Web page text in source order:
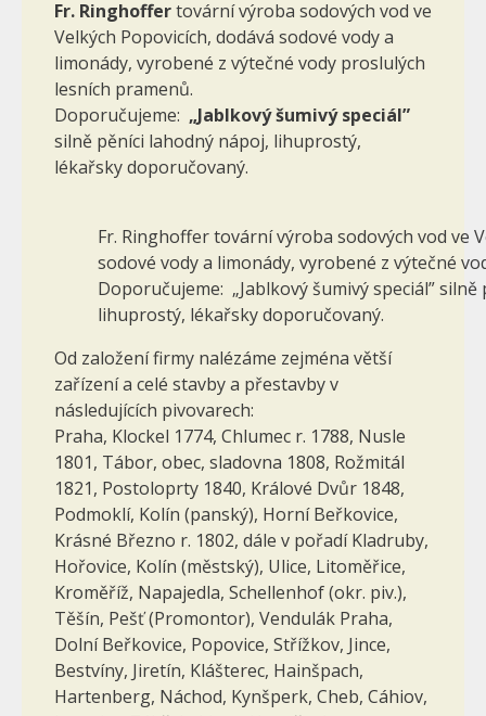
Fr. Ringhoffertovární výroba sodových vod ve
Velkých Popovicích, dodává sodové vody a
limonády, vyrobené z výtečné vody proslulých
lesních pramenů.
Doporučujeme: „Jablkový šumivý speciál”
silně pěníci lahodný nápoj, lihuprostý,
lékařsky doporučovaný.
Fr. Ringhoffer tovární výroba sodových vod ve
sodové vody a limonády, vyrobené z výtečné
Doporučujeme: „Jablkový šumivý speciál”
lihuprostý, lékařsky doporučovaný.
Od založení firmy nalézáme zejména větší
zařízení a celé stavby a přestavby v
následujících pivovarech:
Praha, Klockel 1774, Chlumec r. 1788, Nusle
1801, Tábor, obec, sladovna 1808, Rožmitál
1821, Postoloprty 1840, Králové Dvůr 1848,
Podmoklí, Kolín (panský), Horní Beřkovice,
Krásné Březno r. 1802, dále v pořadí Kladruby,
Hořovice, Kolín (městský), Ulice, Li­toměřice,
Kroměříž, Napajedla, Schellenhof (okr. piv.),
Těšín, Pešť (Promontor), Vendulák Praha,
Dolní Beřkovice, Popovice, Střížkov, Jince,
Bestvíny, Jiretín, Klášterec, Hainšpach,
Hartenberg, Náchod, Kynšperk, Cheb, Cáhiov,